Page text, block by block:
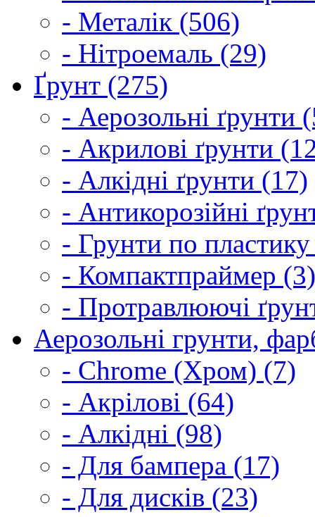
- Металік (506)
- Нітроемаль (29)
Ґрунт (275)
- Аерозольні ґрунти
- Акрилові ґрунти
- Алкідні ґрунти (17)
- Антикорозійні
- Грунти по
- Компактпраймер (3)
- Протравлюючі
Аерозольні грунти,
- Chrome (Хром) (7)
- Акрілові (64)
- Алкідні (98)
- Для бампера (17)
- Для дисків (23)